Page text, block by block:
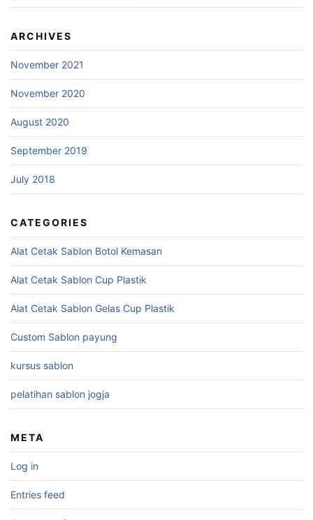
ARCHIVES
November 2021
November 2020
August 2020
September 2019
July 2018
CATEGORIES
Alat Cetak Sablon Botol Kemasan
Alat Cetak Sablon Cup Plastik
Alat Cetak Sablon Gelas Cup Plastik
Custom Sablon payung
kursus sablon
pelatihan sablon jogja
META
Log in
Entries feed